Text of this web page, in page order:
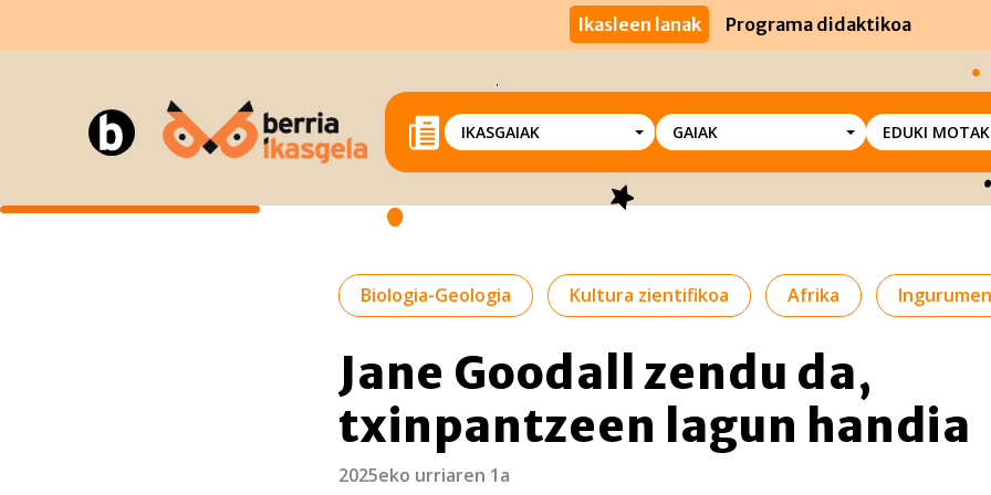
Ikasleen lanak Programa didaktikoa
IKASGAIAK GAIAK EDUKI MOTAK
Biologia-Geologia Kultura zientifikoa Afrika
Jane Goodall zendu da,
txinpantzeen lagun handia
2025eko urriaren 1a